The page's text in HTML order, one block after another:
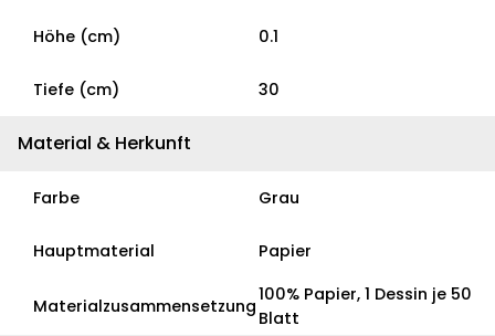
Höhe (cm) 0.1
Tiefe (cm) 30
Material & Herkunft
Farbe Grau
Hauptmaterial Papier
Materialzusammensetzung
100% Papier, 1 Dessin je 50
Blatt